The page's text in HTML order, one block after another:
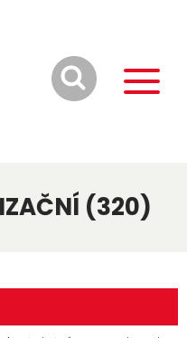
(320)